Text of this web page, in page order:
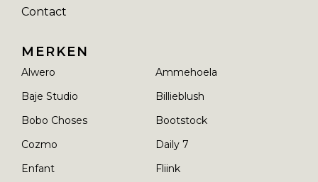
Contact
MERKEN
Alwero
Ammehoela
Baje Studio
Billieblush
Bobo Choses
Bootstock
Cozmo
Daily 7
Enfant
Fliink